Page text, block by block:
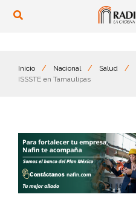
Inicio / Nacional / Salud /
ISSSTE en Tamaulipas